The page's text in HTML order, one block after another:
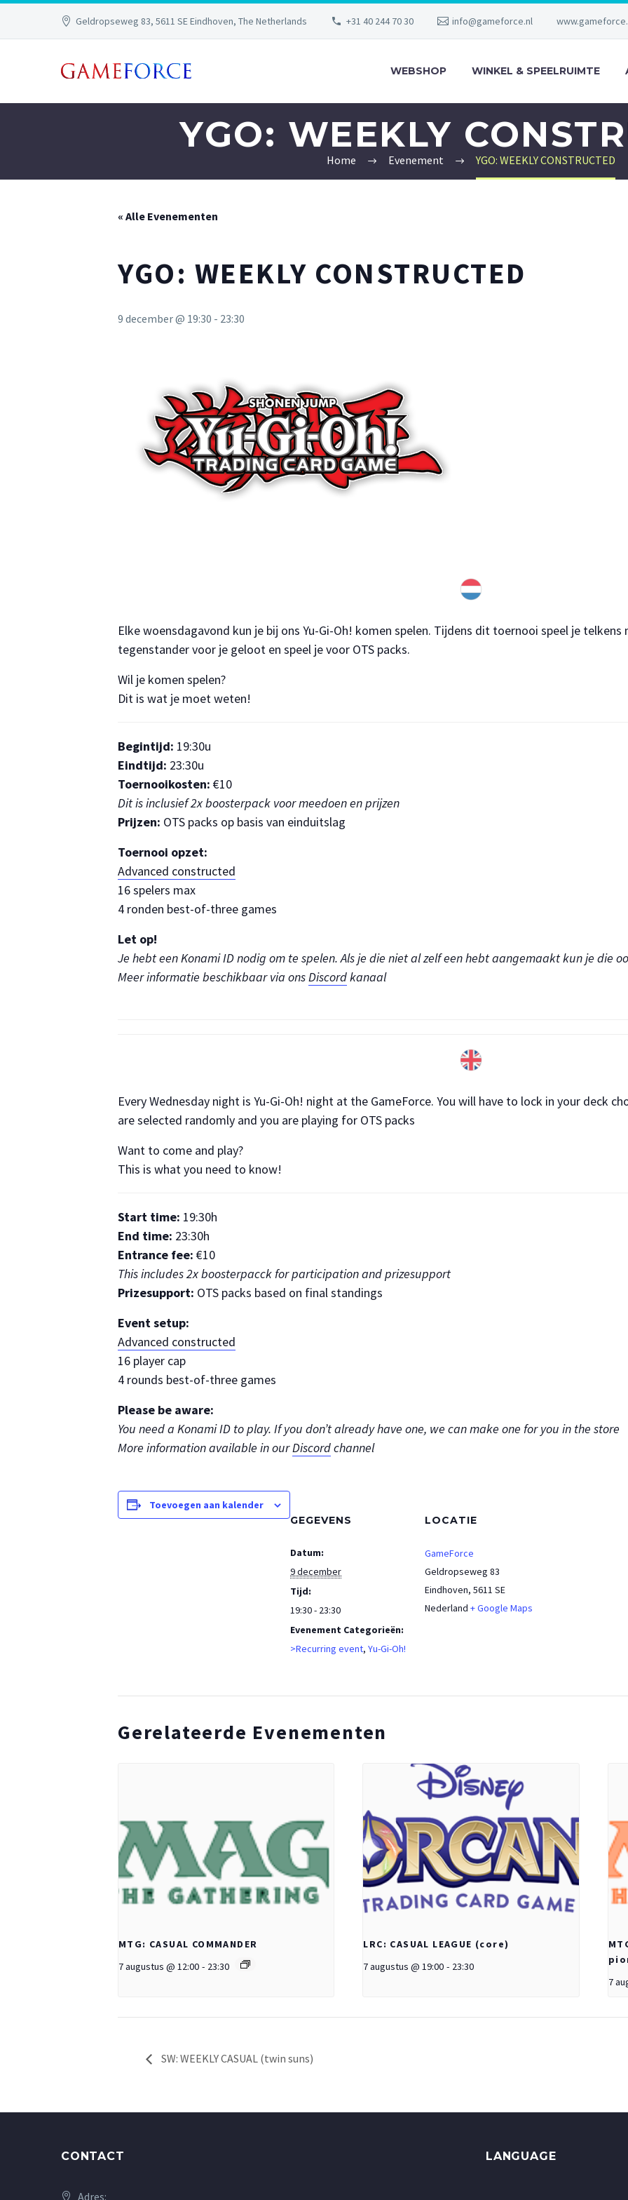
Geldropseweg 83, 5611 SE Eindhoven, The Netherlands +31 40 244 70 30 info@gameforce.nl
WEBSHOP WINKEL & SPEELRUIMTE
YGO: WEEKLY
Home Evenement YGO: WEEKLY CONSTRUCTED
« Alle Evenementen
YGO: WEEKLY CONSTRUCTED
9 december @ 19:30 - 23:30
Elke woensdagavond kun je bij ons Yu-Gi-Oh! komen spelen. Tijdens dit toernooi speel je
tegenstander voor je geloot en speel je voor OTS packs.
Wil je komen spelen?
Dit is wat je moet weten!
Begintijd: 19:30u
Eindtijd: 23:30u
Toernooikosten: €10
Dit is inclusief 2x boosterpack voor meedoen en prijzen
Prijzen: OTS packs op basis van einduitslag
Toernooi opzet:
Advanced constructed
16 spelers max
4 ronden best-of-three games
Let op!
Je hebt een Konami ID nodig om te spelen. Als je die niet al zelf een hebt aangemaakt kun je die
Meer informatie beschikbaar via onsDiscordkanaal
Every Wednesday night is Yu-Gi-Oh! night at the GameForce. You will have to lock in your deck
are selected randomly and you are playing for OTS packs
Want to come and play?
This is what you need to know!
Start time: 19:30h
End time: 23:30h
Entrance fee: €10
This includes 2x boosterpacck for participation and prizesupport
Prizesupport: OTS packs based on final standings
Event setup:
Advanced constructed
16 player cap
4 rounds best-of-three games
Please be aware:
You need a Konami ID to play. If you don’t already have one, we can make one for you in the store
More information available in ourDiscordchannel
Toevoegen aan kalender
GEGEVENS
Datum:
9 december
Tijd:
19:30 - 23:30
Evenement Categorieën:
>Recurring event, Yu-Gi-Oh!
LOCATIE
GameForce
Geldropseweg 83
Eindhoven, 5611 SE
Nederland + Google Maps
Gerelateerde Evenementen
MTG: CASUAL COMMANDER
7 augustus @ 12:00 - 23:30
LRC: CASUAL LEAGUE (core)
7 augustus @ 19:00 - 23:30
7
SW: WEEKLY CASUAL (twin suns)
CONTACT
Adres:
LANGUAGE